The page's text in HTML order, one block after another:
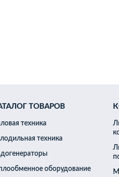
тузлука
машина
икры
отходов
машина
ТОВАРОВ
техника
техника
оборудование